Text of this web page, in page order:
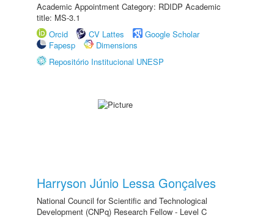
Academic Appointment Category: RDIDP Academic
title: MS-3.1
Orcid
CV Lattes
Google Scholar
Fapesp
Dimensions
Repositório Institucional UNESP
Harryson Júnio Lessa Gonçalves
National Council for Scientific and Technological
Development (CNPq) Research Fellow - Level C